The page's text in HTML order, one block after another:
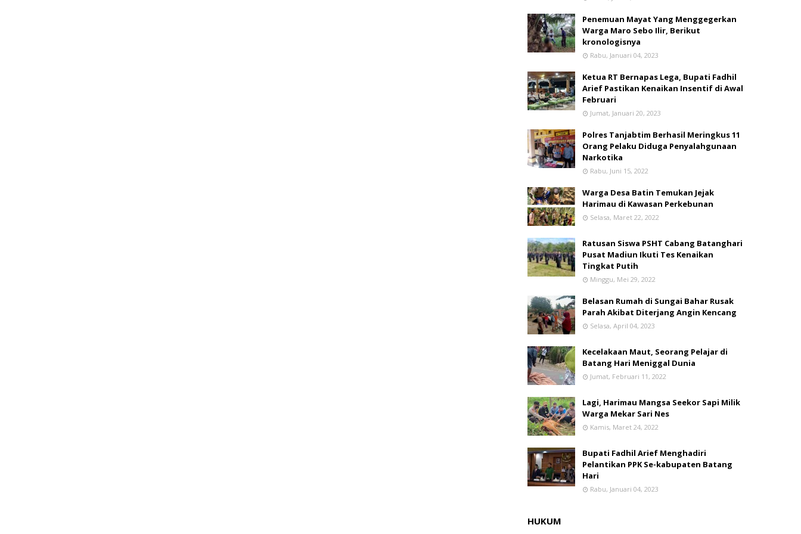
Penemuan Mayat Yang Menggegerkan
Warga Maro Sebo Ilir, Berikut
kronologisnya
Rabu, Januari 04, 2023
Ketua RT Bernapas Lega, Bupati Fadhil
Arief Pastikan Kenaikan Insentif di Awal
Februari
Jumat, Januari 20, 2023
Polres Tanjabtim Berhasil Meringkus 11
Orang Pelaku Diduga Penyalahgunaan
Narkotika
Rabu, Juni 15, 2022
Warga Desa Batin Temukan Jejak
Harimau di Kawasan Perkebunan
Selasa, Maret 22, 2022
Ratusan Siswa PSHT Cabang Batanghari
Pusat Madiun Ikuti Tes Kenaikan
Tingkat Putih
Minggu, Mei 29, 2022
Belasan Rumah di Sungai Bahar Rusak
Parah Akibat Diterjang Angin Kencang
Selasa, April 04, 2023
Kecelakaan Maut, Seorang Pelajar di
Batang Hari Meniggal Dunia
Jumat, Februari 11, 2022
Lagi, Harimau Mangsa Seekor Sapi Milik
Warga Mekar Sari Nes
Kamis, Maret 24, 2022
Bupati Fadhil Arief Menghadiri
Pelantikan PPK Se-kabupaten Batang
Hari
Rabu, Januari 04, 2023
HUKUM